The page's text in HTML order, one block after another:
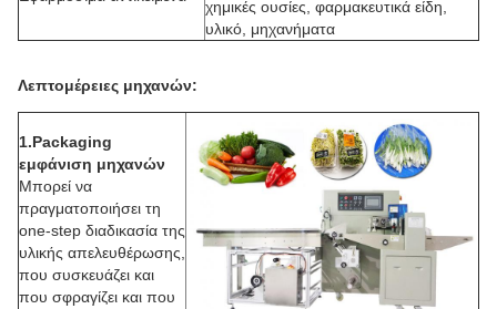
χημικές ουσίες, φαρμακευτικά είδη,
υλικό, μηχανήματα
Λεπτομέρειες μηχανών:
1.Packaging
εμφάνιση μηχανών
Μπορεί να
πραγματοποιήσει τη
one-step διαδικασία της
υλικής απελευθέρωσης,
που συσκευάζει και
που σφραγίζει και που